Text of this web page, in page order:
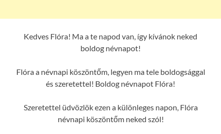
Kedves Flóra! Ma a te napod van, így kívánok neked
boldog névnapot!
Flóra a névnapi köszöntőm, legyen ma tele boldogsággal
és szeretettel! Boldog névnapot Flóra!
Szeretettel üdvözlök ezen a különleges napon, Flóra
névnapi köszöntőm neked szól!